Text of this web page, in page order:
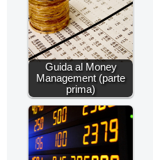
Guida al Money
Management (parte
prima)